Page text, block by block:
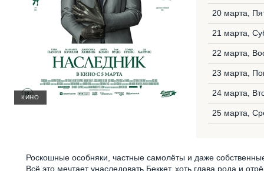
КИНО
20 марта,
21 марта,
22 марта,
23 марта,
24 марта,
25 марта,
Роскошные особняки, частные самолёты и даже
Всё это мечтает унаследовать Беккет, хоть глава рода и